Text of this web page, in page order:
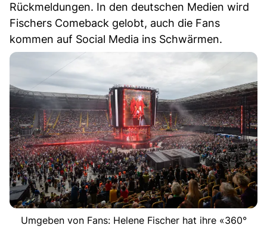
Rückmeldungen. In den deutschen Medien wird
Fischers Comeback gelobt, auch die Fans
kommen auf Social Media ins Schwärmen.
Umgeben von Fans: Helene Fischer hat ihre «360°